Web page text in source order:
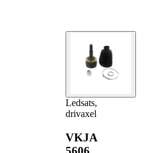
Ledsats,
drivaxel
VKJA